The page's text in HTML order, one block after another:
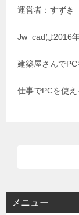
運営者：すずき
Jw_cadは2016
建築屋さんで
仕事でPCを使
メニュー